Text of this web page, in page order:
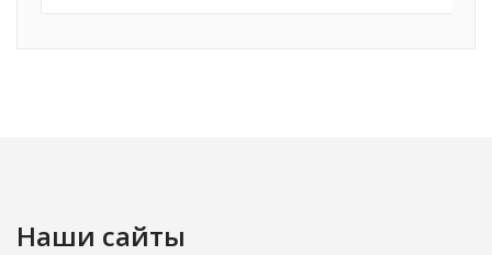
Наши сайты